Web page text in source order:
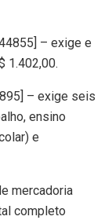
– exige e
1.402,00.
– exige seis
ensino
e
mercadoria
completo